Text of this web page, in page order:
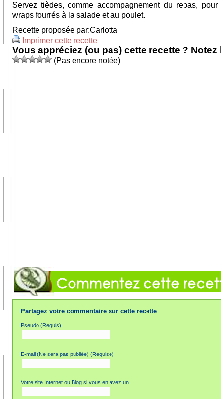
Servez tièdes, comme accompagnement du repas, pour
wraps fourrés à la salade et au poulet.
Recette proposée par:Carlotta
Imprimer cette recette
Vous appréciez (ou pas) cette recette ? Notez
(Pas encore notée)
Partagez votre commentaire sur cette recette
Pseudo (Requis)
E-mail (Ne sera pas publiée) (Requise)
Votre site Internet ou Blog si vous en avez un